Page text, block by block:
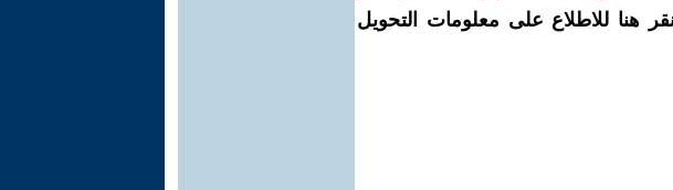
هنا للاطلاع على معلومات التحويل